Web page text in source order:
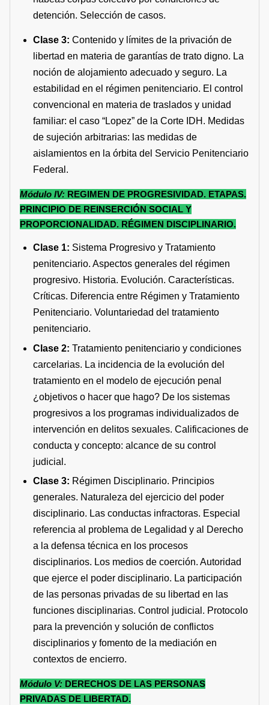
detención. Selección de casos.
Clase 3:Contenido y límites de la privación de
libertad en materia de garantías de trato digno. La
noción de alojamiento adecuado y seguro. La
estabilidad en el régimen penitenciario. El control
convencional en materia de traslados y unidad
familiar: el caso “Lopez” de la Corte IDH. Medidas
de sujeción arbitrarias: las medidas de
aislamientos en la órbita del Servicio Penitenciario
Federal.
Módulo IV: REGIMEN DE PROGRESIVIDAD. ETAPAS.
PRINCIPIO DE REINSERCIÓN SOCIAL Y
PROPORCIONALIDAD. RÉGIMEN DISCIPLINARIO.
Clase 1: Sistema Progresivo y Tratamiento
penitenciario. Aspectos generales del régimen
progresivo. Historia. Evolución. Características.
Críticas. Diferencia entre Régimen y Tratamiento
Penitenciario. Voluntariedad del tratamiento
penitenciario.
Clase 2:Tratamiento penitenciario y condiciones
carcelarias. La incidencia de la evolución del
tratamiento en el modelo de ejecución penal
¿objetivos o hacer que hago? De los sistemas
progresivos a los programas individualizados de
intervención en delitos sexuales. Calificaciones de
conducta y concepto: alcance de su control
judicial.
Clase 3: Régimen Disciplinario. Principios
generales. Naturaleza del ejercicio del poder
disciplinario. Las conductas infractoras. Especial
referencia al problema de Legalidad y al Derecho
a la defensa técnica en los procesos
disciplinarios. Los medios de coerción. Autoridad
que ejerce el poder disciplinario. La participación
de las personas privadas de su libertad en las
funciones disciplinarias. Control judicial. Protocolo
para la prevención y solución de conflictos
disciplinarios y fomento de la mediación en
contextos de encierro.
Módulo V: DERECHOS DE LAS PERSONAS
PRIVADAS DE LIBERTAD.